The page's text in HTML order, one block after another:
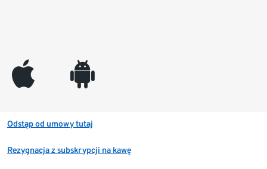
appleinc android
Odstąp od umowy tutaj
Rezygnacja z subskrypcji na kawę